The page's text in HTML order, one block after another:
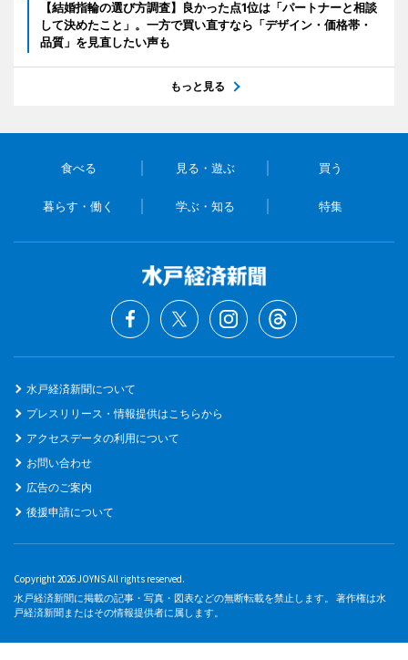
【結婚指輪の選び方調査】良かった点1位は「パートナーと相談
して決めたこと」。一方で買い直すなら「デザイン・価格帯・
品質」を見直したい声も
もっと見る
食べる 見る・遊ぶ 買う
暮らす・働く 学ぶ・知る 特集
水戸経済新聞について
プレスリリース・情報提供はこちらから
アクセスデータの利用について
お問い合わせ
広告のご案内
後援申請について
Copyright 2026 JOYNS All rights reserved.
水戸経済新聞に掲載の記事・写真・図表などの無断転載を禁止します。 著作権は水
戸経済新聞またはその情報提供者に属します。